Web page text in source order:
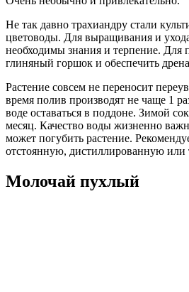
Не так давно трахиандру стали
цветоводы. Для выращивания и
необходимы знания и терпение. Для
глиняный горшок и обеспечить
Растение совсем не переносит
время полив производят не чаще 1
воде оставаться в поддоне. Зимой
месяц. Качество воды жизненно
может погубить растение.
отстоянную, дистиллированную или
Молочай пухлый